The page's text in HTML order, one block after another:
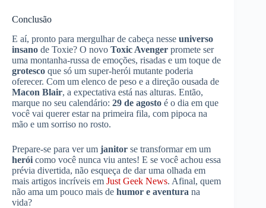
Conclusão
E aí, pronto para mergulhar de cabeça nesse universo
insano de Toxie? O novo Toxic Avenger promete ser
uma montanha-russa de emoções, risadas e um toque de
grotesco que só um super-herói mutante poderia
oferecer. Com um elenco de peso e a direção ousada de
Macon Blair, a expectativa está nas alturas. Então,
marque no seu calendário: 29 de agosto é o dia em que
você vai querer estar na primeira fila, com pipoca na
mão e um sorriso no rosto.
Prepare-se para ver um janitor se transformar em um
herói como você nunca viu antes! E se você achou essa
prévia divertida, não esqueça de dar uma olhada em
mais artigos incríveis em Just Geek News. Afinal, quem
não ama um pouco mais de humor e aventura na
vida?